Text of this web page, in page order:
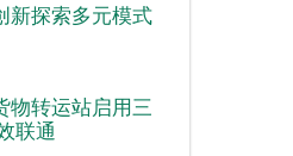
新探索多元模式
物转运站启用三
联通